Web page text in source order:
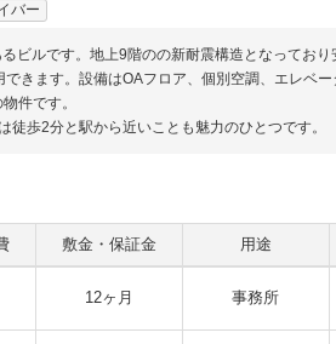
バー
ビルです。地上9階のの新耐震構造となってお
きます。設備はOAフロア、個別空調、エレベ
件です。
歩2分と駅から近いことも魅力のひとつです。
敷金・保証金 用途
12ヶ月 事務所